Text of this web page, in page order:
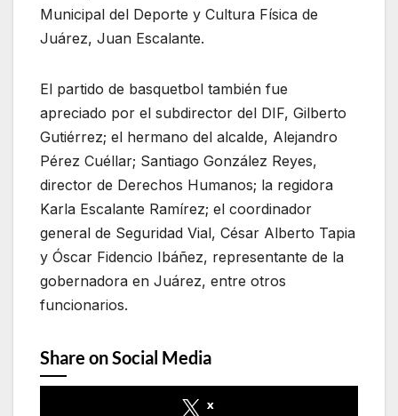
Municipal del Deporte y Cultura Física de
Juárez, Juan Escalante.
El partido de basquetbol también fue
apreciado por el subdirector del DIF, Gilberto
Gutiérrez; el hermano del alcalde, Alejandro
Pérez Cuéllar; Santiago González Reyes,
director de Derechos Humanos; la regidora
Karla Escalante Ramírez; el coordinador
general de Seguridad Vial, César Alberto Tapia
y Óscar Fidencio Ibáñez, representante de la
gobernadora en Juárez, entre otros
funcionarios.
Share on Social Media
x